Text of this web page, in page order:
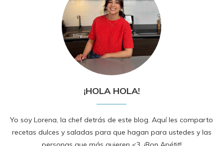
¡HOLA HOLA!
Yo soy Lorena, la chef detrás de este blog. Aquí les comparto
recetas dulces y saladas para que hagan para ustedes y las